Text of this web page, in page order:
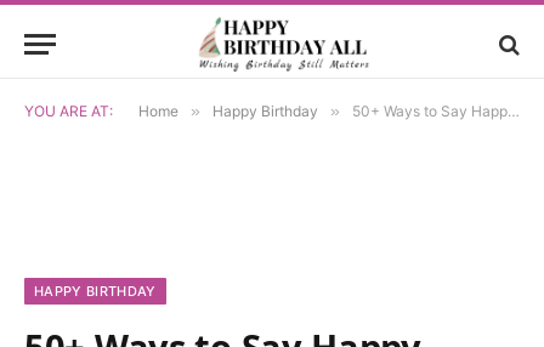
YOU ARE AT: Home » Happy Birthday » 50+ Ways to Say Happy Birthday in Afrikaans Language
HAPPY BIRTHDAY